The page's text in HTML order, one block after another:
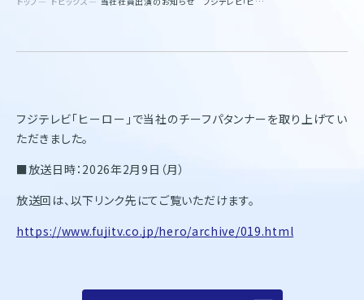
企業情報
採用情報
お問い合わせ
株式会社オンワード樫山
フジテレビ「ヒーロー」で当社のチーフパタンナーを取り上げてい
ただきました。
■放送日時：2026年2月9日（月）
放送回は、以下リンク先にてご覧いただけます。
https://www.fujitv.co.jp/hero/archive/019.html